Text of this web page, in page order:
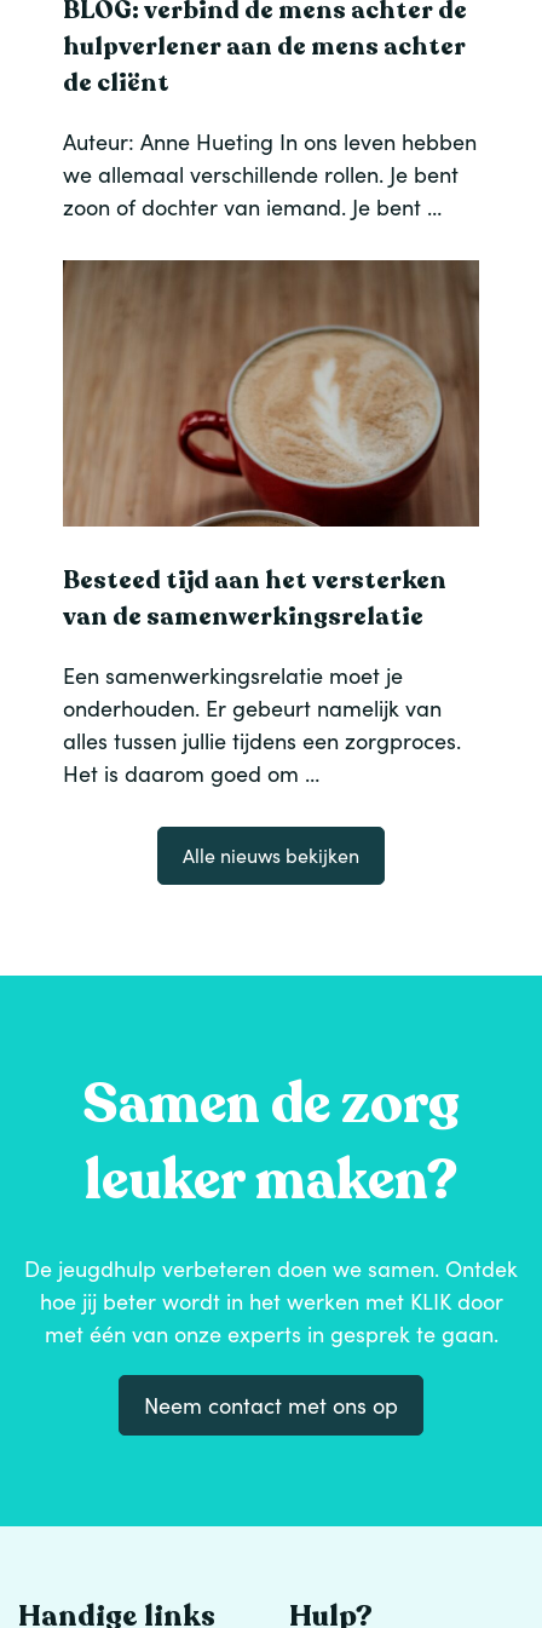
BLOG: verbind de mens achter de
hulpverlener aan de mens achter
de cliënt
Auteur: Anne Hueting In ons leven hebben
we allemaal verschillende rollen. Je bent
zoon of dochter van iemand. Je bent …
Besteed tijd aan het versterken
van de samenwerkingsrelatie
Een samenwerkingsrelatie moet je
onderhouden. Er gebeurt namelijk van
alles tussen jullie tijdens een zorgproces.
Het is daarom goed om …
Alle nieuws bekijken
Samen de zorg
leuker maken?
De jeugdhulp verbeteren doen we samen. Ontdek
hoe jij beter wordt in het werken met KLIK door
met één van onze experts in gesprek te gaan.
Neem contact met ons op
Handige links Hulp?